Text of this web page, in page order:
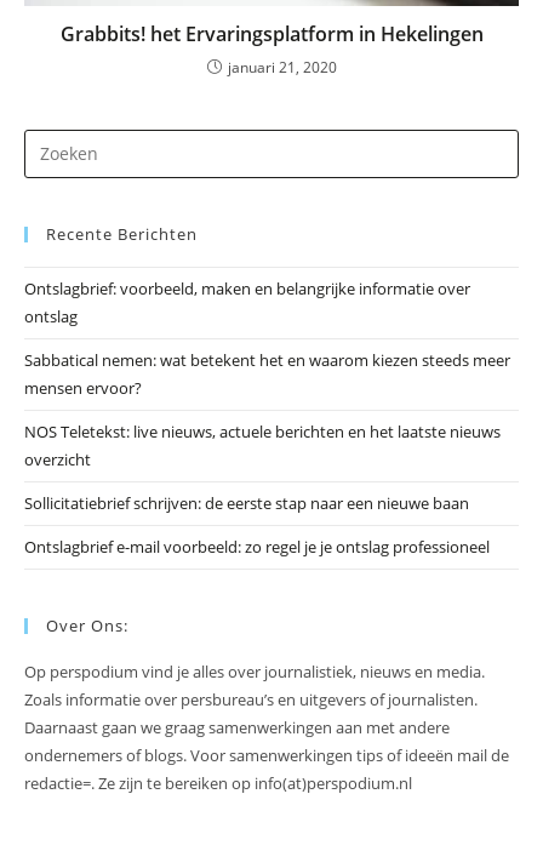
Grabbits! het Ervaringsplatform in Hekelingen
januari 21, 2020
op
Recente Berichten
Ontslagbrief: voorbeeld, maken en belangrijke informatie over
ontslag
Sabbatical nemen: wat betekent het en waarom kiezen steeds meer
mensen ervoor?
NOS Teletekst: live nieuws, actuele berichten en het laatste nieuws
overzicht
Sollicitatiebrief schrijven: de eerste stap naar een nieuwe baan
Ontslagbrief e-mail voorbeeld: zo regel je je ontslag professioneel
Over Ons:
Op perspodium vind je alles over journalistiek, nieuws en media.
Zoals informatie over persbureau’s en uitgevers of journalisten.
Daarnaast gaan we graag samenwerkingen aan met andere
ondernemers of blogs. Voor samenwerkingen tips of ideeën mail de
redactie=. Ze zijn te bereiken op info(at)perspodium.nl